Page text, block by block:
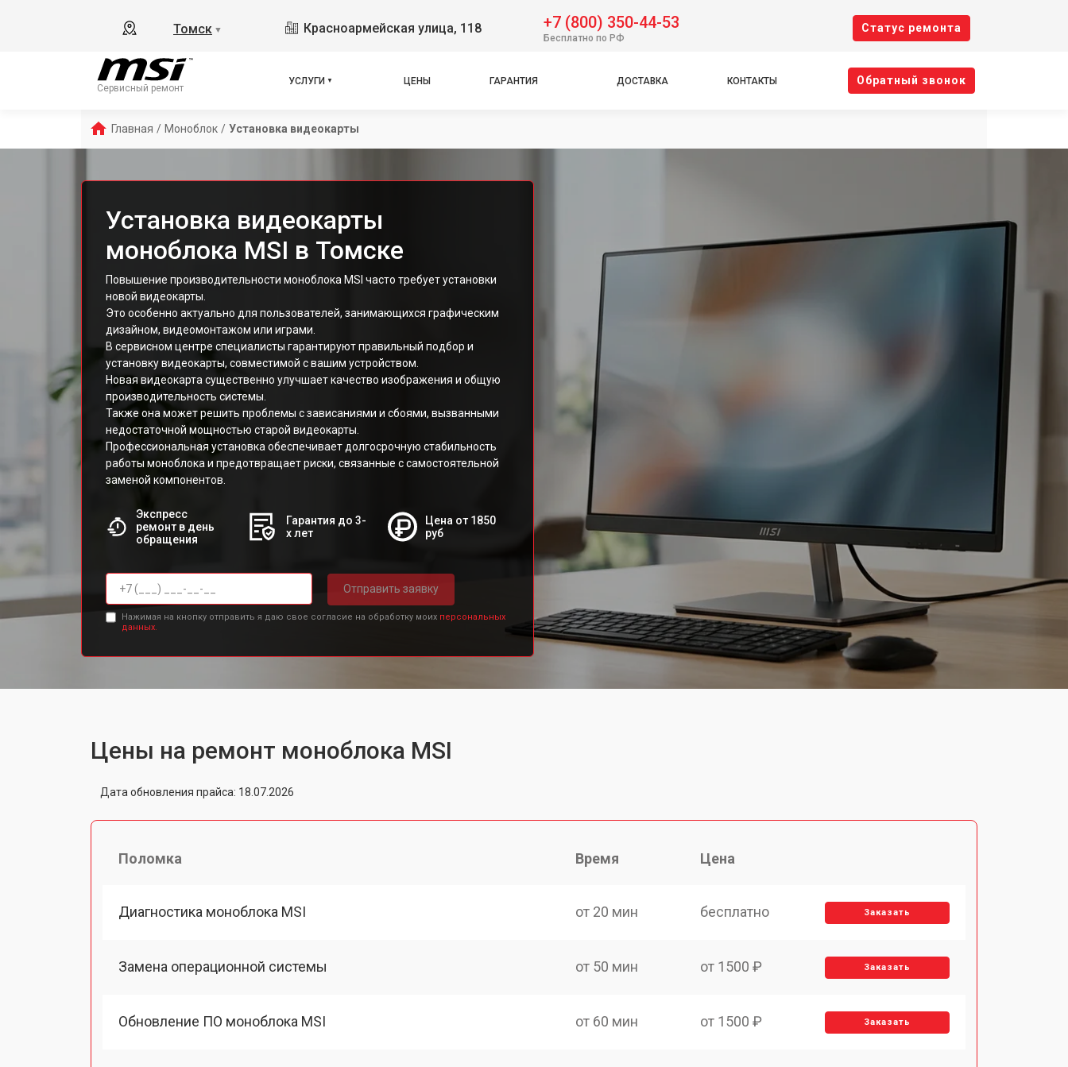
Томск ▼ Красноармейская улица, 118 +7 (800) 350-44-53
Бесплатно по РФ
Cтатус ремонта
Сервисный ремонт
УСЛУГИ ЦЕНЫ ГАРАНТИЯ ДОСТАВКА КОНТАКТЫ Oбратный звонок
Главная / Моноблок / Установка видеокарты
Установка видеокарты
моноблока MSI в Томске
Повышение производительности моноблока MSI часто требует установки
новой видеокарты.
Это особенно актуально для пользователей, занимающихся графическим
дизайном, видеомонтажом или играми.
В сервисном центре специалисты гарантируют правильный подбор и
установку видеокарты, совместимой с вашим устройством.
Новая видеокарта существенно улучшает качество изображения и общую
производительность системы.
Также она может решить проблемы с зависаниями и сбоями, вызванными
недостаточной мощностью старой видеокарты.
Профессиональная установка обеспечивает долгосрочную стабильность
работы моноблока и предотвращает риски, связанные с самостоятельной
заменой компонентов.
Экспресс
ремонт в день
обращения
Гарантия до 3-
х лет
Цена от 1850
руб
Отправить заявку
Нажимая на кнопку отправить я даю свое согласие на обработку моих персональных
данных.
Цены на ремонт моноблока MSI
Дата обновления прайса: 18.07.2026
Поломка Время Цена
Диагностика моноблока MSI от 20 мин бесплатно Заказать
Замена операционной системы от 50 мин от 1500 ₽ Заказать
Обновление ПО моноблока MSI от 60 мин от 1500 ₽ Заказать